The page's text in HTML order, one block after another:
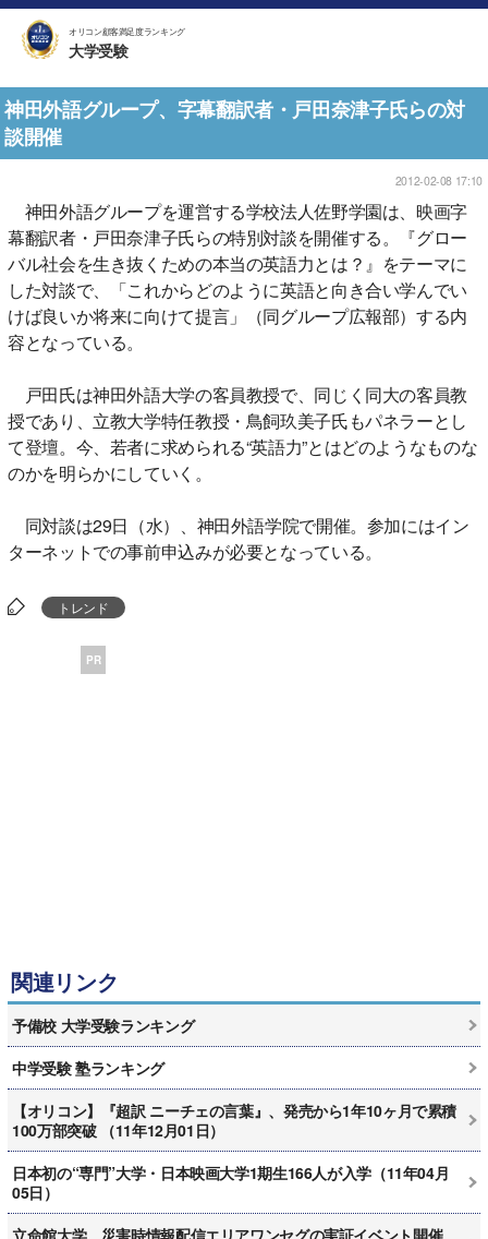
オリコン顧客満足度ランキング
大学受験
神田外語グループ、字幕翻訳者・戸田奈津子氏らの対
談開催
2012-02-08 17:10
神田外語グループを運営する学校法人佐野学園は、映画字
幕翻訳者・戸田奈津子氏らの特別対談を開催する。『グロー
バル社会を生き抜くための本当の英語力とは？』をテーマに
した対談で、「これからどのように英語と向き合い学んでい
けば良いか将来に向けて提言」（同グループ広報部）する内
容となっている。
戸田氏は神田外語大学の客員教授で、同じく同大の客員教
授であり、立教大学特任教授・鳥飼玖美子氏もパネラーとし
て登壇。今、若者に求められる“英語力”とはどのようなものな
のかを明らかにしていく。
同対談は29日（水）、神田外語学院で開催。参加にはイン
ターネットでの事前申込みが必要となっている。
トレンド
PR
関連リンク
予備校 大学受験ランキング
中学受験 塾ランキング
【オリコン】『超訳 ニーチェの言葉』、発売から1年10ヶ月で累積
100万部突破 （11年12月01日）
日本初の“専門”大学・日本映画大学1期生166人が入学（11年04月
05日）
立命館大学、災害時情報配信エリアワンセグの実証イベント開催